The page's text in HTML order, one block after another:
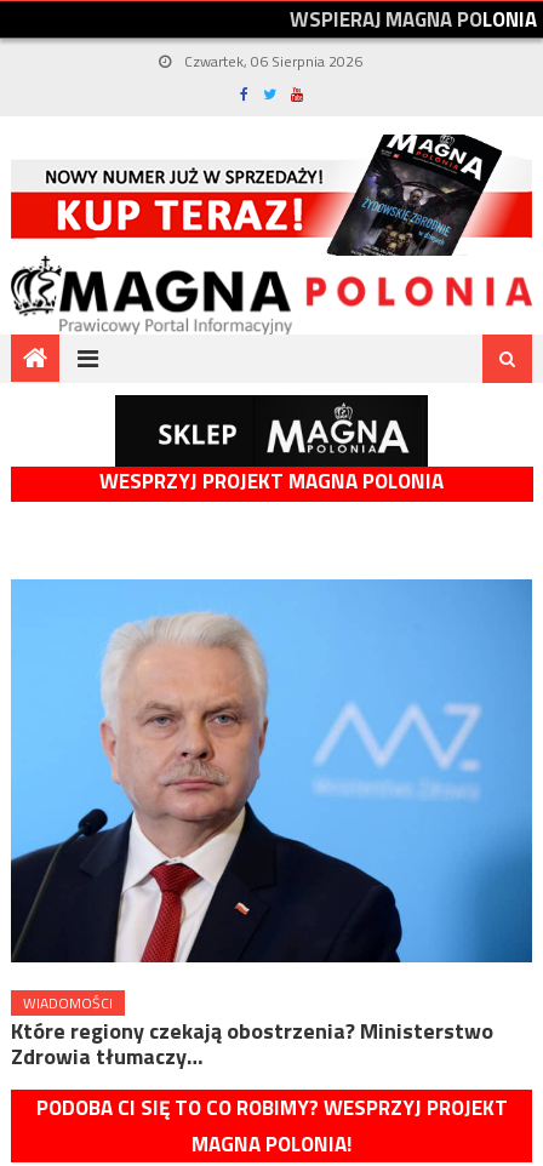
WSPIERAJMAGNAPOLONIA
Czwartek, 06 Sierpnia 2026
WESPRZYJ PROJEKT MAGNA POLONIA
WIADOMOŚCI
Które regiony czekają obostrzenia? Ministerstwo
Zdrowia tłumaczy…
PODOBA CI SIĘ TO CO ROBIMY? WESPRZYJ PROJEKT
MAGNA POLONIA!